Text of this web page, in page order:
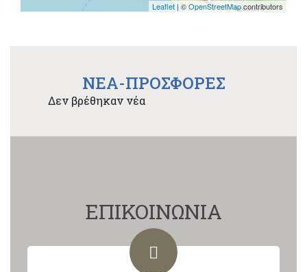
Leaflet | ©OpenStreetMapcontributors
NEA-ΠΡΟΣΦΟΡΕΣ
Δεν βρέθηκαν νέα
ΕΠΙΚΟΙΝΩΝΙΑ